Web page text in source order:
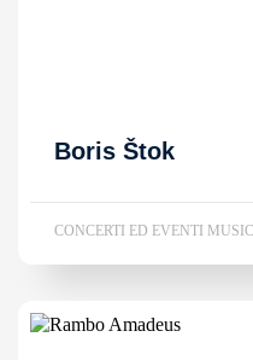
Boris Štok
CONCERTI ED EVENTI